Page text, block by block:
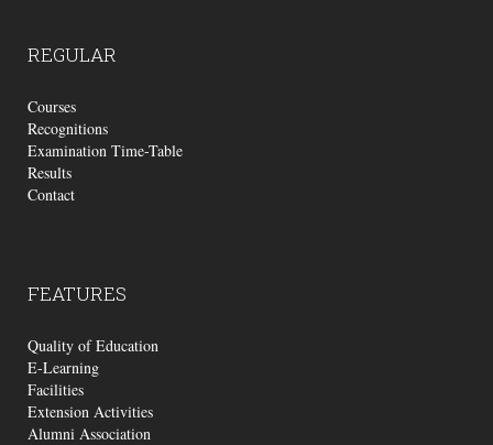
REGULAR
Courses
Recognitions
Examination Time-Table
Results
Contact
FEATURES
Quality of Education
E-Learning
Facilities
Extension Activities
Alumni Association